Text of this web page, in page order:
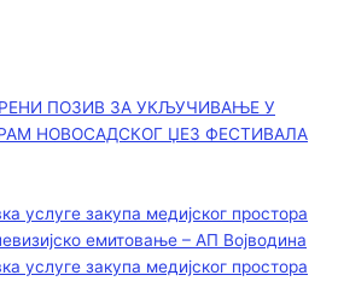
ПОЗИВ ЗА УКЉУЧИВАЊЕ У
НОВОСАДСКОГ ЏЕЗ ФЕСТИВАЛА
услуге закупа медијског простора
емитовање – АП Војводинa
услуге закупа медијског простора